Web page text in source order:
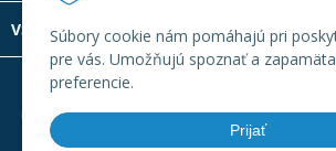
Súbory cookie nám pomáhajú pri
pre vás. Umožňujú spoznať a
preferencie.
Prijať
VŠETKO O NÁKUPE